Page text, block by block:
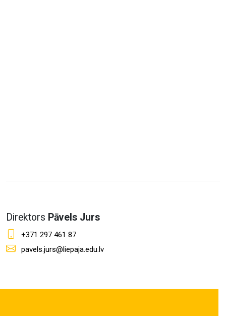
Direktors Pāvels Jurs
+371 297 461 87
pavels.jurs@liepaja.edu.lv